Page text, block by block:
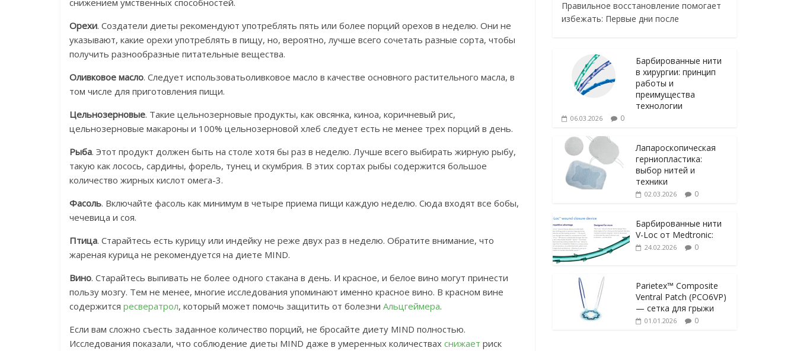
снижением умственных способностей.
Орехи. Создатели диеты рекомендуют употреблять пять или более порций орехов в неделю. Они не
указывают, какие орехи употреблять в пищу, но, вероятно, лучше всего сочетать разные сорта, чтобы
получить разнообразные питательные вещества.
Оливковое масло. Следует использоватьоливковое масло в качестве основного растительного масла, в
том числе для приготовления пищи.
Цельнозерновые. Такие цельнозерновые продукты, как овсянка, киноа, коричневый рис,
цельнозерновые макароны и 100% цельнозерновой хлеб следует есть не менее трех порций в день.
Рыба. Этот продукт должен быть на столе хотя бы раз в неделю. Лучше всего выбирать жирную рыбу,
такую ​​как лосось, сардины, форель, тунец и скумбрия. В этих сортах рыбы содержится большое
количество жирных кислот омега-3.
Фасоль. Включайте фасоль как минимум в четыре приема пищи каждую неделю. Сюда входят все бобы,
чечевица и соя.
Птица. Старайтесь есть курицу или индейку не реже двух раз в неделю. Обратите внимание, что
жареная курица не рекомендуется на диете MIND.
Вино. Старайтесь выпивать не более одного стакана в день. И красное, и белое вино могут принести
пользу мозгу. Тем не менее, многие исследования упоминают именно красное вино. В красном вине
содержится ресвератрол, который может помочь защитить от болезни Альцгеймера.
Если вам сложно съесть заданное количество порций, не бросайте диету MIND полностью.
Исследования показали, что соблюдение диеты MIND даже в умеренных количествах снижает риск
Правильное восстановление помогает
избежать: Первые дни после
Барбированные нити
в хирургии: принцип
работы и
преимущества
технологии
06.03.2026 0
Лапароскопическая
герниопластика:
выбор нитей и
техники
02.03.2026 0
Барбированные нити
V-Loc от Medtronic:
24.02.2026 0
Parietex™ Composite
Ventral Patch (PCO6VP)
— сетка для грыжи
01.01.2026 0